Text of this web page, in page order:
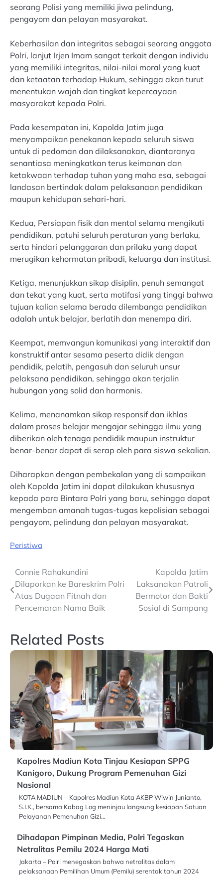
seorang Polisi yang memiliki jiwa pelindung,
pengayom dan pelayan masyarakat.
Keberhasilan dan integritas sebagai seorang anggota
Polri, lanjut Irjen Imam sangat terkait dengan individu
yang memiliki integritas, nilai-nilai moral yang kuat
dan ketaatan terhadap Hukum, sehingga akan turut
menentukan wajah dan tingkat kepercayaan
masyarakat kepada Polri.
Pada kesempatan ini, Kapolda Jatim juga
menyampaikan penekanan kepada seluruh siswa
untuk di pedoman dan dilaksanakan, diantaranya
senantiasa meningkatkan terus keimanan dan
ketakwaan terhadap tuhan yang maha esa, sebagai
landasan bertindak dalam pelaksanaan pendidikan
maupun kehidupan sehari-hari.
Kedua, Persiapan fisik dan mental selama mengikuti
pendidikan, patuhi seluruh peraturan yang berlaku,
serta hindari pelanggaran dan prilaku yang dapat
merugikan kehormatan pribadi, keluarga dan institusi.
Ketiga, menunjukkan sikap disiplin, penuh semangat
dan tekat yang kuat, serta motifasi yang tinggi bahwa
tujuan kalian selama berada dilembanga pendidikan
adalah untuk belajar, berlatih dan menempa diri.
Keempat, memvangun komunikasi yang interaktif dan
konstruktif antar sesama peserta didik dengan
pendidik, pelatih, pengasuh dan seluruh unsur
pelaksana pendidikan, sehingga akan terjalin
hubungan yang solid dan harmonis.
Kelima, menanamkan sikap responsif dan ikhlas
dalam proses belajar mengajar sehingga ilmu yang
diberikan oleh tenaga pendidik maupun instruktur
benar-benar dapat di serap oleh para siswa sekalian.
Diharapkan dengan pembekalan yang di sampaikan
oleh Kapolda Jatim ini dapat dilakukan khususnya
kepada para Bintara Polri yang baru, sehingga dapat
mengemban amanah tugas-tugas kepolisian sebagai
pengayom, pelindung dan pelayan masyarakat.
Peristiwa
Post
navigation
Connie Rahakundini
Dilaporkan ke Bareskrim Polri
Atas Dugaan Fitnah dan
Pencemaran Nama Baik
Kapolda Jatim
Laksanakan Patroli
Bermotor dan Bakti
Sosial di Sampang
Related Posts
Kapolres Madiun Kota Tinjau Kesiapan SPPG
Kanigoro, Dukung Program Pemenuhan Gizi
Nasional
KOTA MADIUN – Kapolres Madiun Kota AKBP Wiwin Junianto,
S.I.K., bersama Kabag Log meninjau langsung kesiapan Satuan
Pelayanan Pemenuhan Gizi…
Dihadapan Pimpinan Media, Polri Tegaskan
Netralitas Pemilu 2024 Harga Mati
Jakarta – Polri menegaskan bahwa netralitas dalam
pelaksanaan Pemilihan Umum (Pemilu) serentak tahun 2024